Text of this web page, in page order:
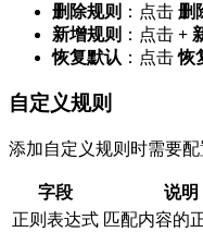
删除规则 ：点击 删
新增规则 ：点击 +
恢复默认 ：点击恢
自定义规则
添加自定义规则时需要配
字段
说明
正则表达式 匹配内容的